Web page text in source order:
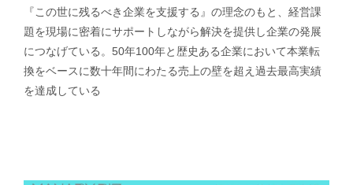
『この世に残るべき企業を支援する』の理念のもと、経営課
題を現場に密着にサポートしながら解決を提供し企業の発展
につなげている。50年100年と歴史ある企業において本業転
換をベースに数十年間にわたる売上の壁を超え過去最高実績
を達成している